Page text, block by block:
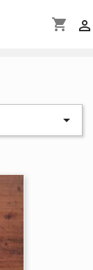
shopping_cart 
